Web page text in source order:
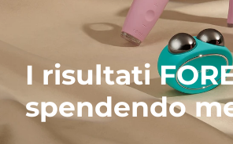
I risultati
spendendo
I
FAQ™ Pure Beauty-Tech Elixir
BREAKING NEWS
Deutsch
Français
Italiano
Svenska
Türkçe